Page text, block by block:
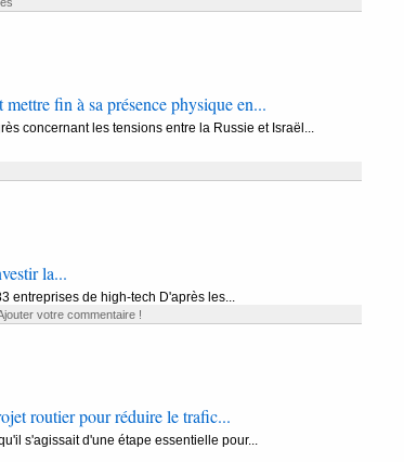
fin à sa présence physique en...
concernant les tensions entre la Russie et Israël...
la...
entreprises de high-tech D'après les...
votre commentaire !
routier pour réduire le trafic...
s'agissait d'une étape essentielle pour...